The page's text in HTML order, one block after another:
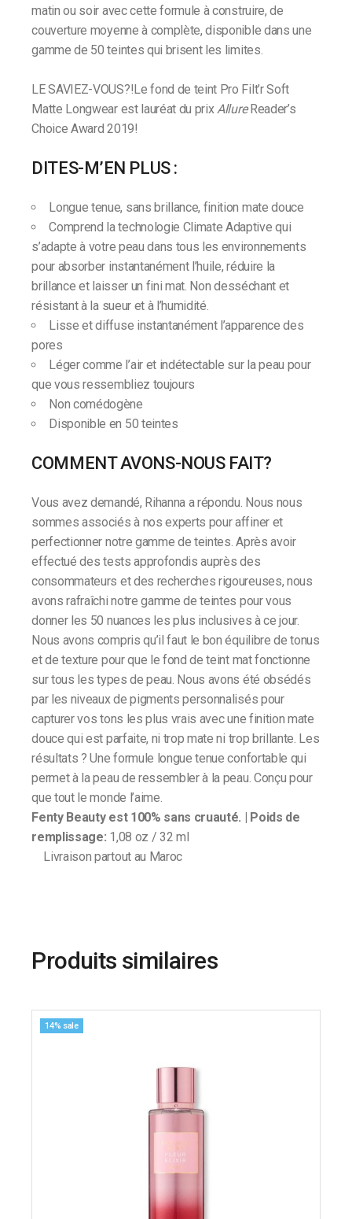
matin ou soir avec cette formule à construire, de
couverture moyenne à complète, disponible dans une
gamme de 50 teintes qui brisent les limites.
LE SAVIEZ-VOUS?!Le fond de teint Pro Filt’r Soft
Matte Longwear est lauréat du prixAllure Reader’s
Choice Award 2019!
DITES-M’EN PLUS :
Longue tenue, sans brillance, finition mate douce
Comprend la technologie Climate Adaptive qui
s’adapte à votre peau dans tous les environnements
pour absorber instantanément l’huile, réduire la
brillance et laisser un fini mat. Non desséchant et
résistant à la sueur et à l’humidité.
Lisse et diffuse instantanément l’apparence des
pores
Léger comme l’air et indétectable sur la peau pour
que vous ressembliez toujours
Non comédogène
Disponible en 50 teintes
COMMENT AVONS-NOUS FAIT?
Vous avez demandé, Rihanna a répondu. Nous nous
sommes associés à nos experts pour affiner et
perfectionner notre gamme de teintes. Après avoir
effectué des tests approfondis auprès des
consommateurs et des recherches rigoureuses, nous
avons rafraîchi notre gamme de teintes pour vous
donner les 50 nuances les plus inclusives à ce jour.
Nous avons compris qu’il faut le bon équilibre de tonus
et de texture pour que le fond de teint mat fonctionne
sur tous les types de peau. Nous avons été obsédés
par les niveaux de pigments personnalisés pour
capturer vos tons les plus vrais avec une finition mate
douce qui est parfaite, ni trop mate ni trop brillante. Les
résultats ? Une formule longue tenue confortable qui
permet à la peau de ressembler à la peau. Conçu pour
que tout le monde l’aime.
Fenty Beauty est 100% sans cruauté. | Poids de
remplissage: 1,08 oz / 32 ml
Livraison partout au Maroc
Produits similaires
14% sale